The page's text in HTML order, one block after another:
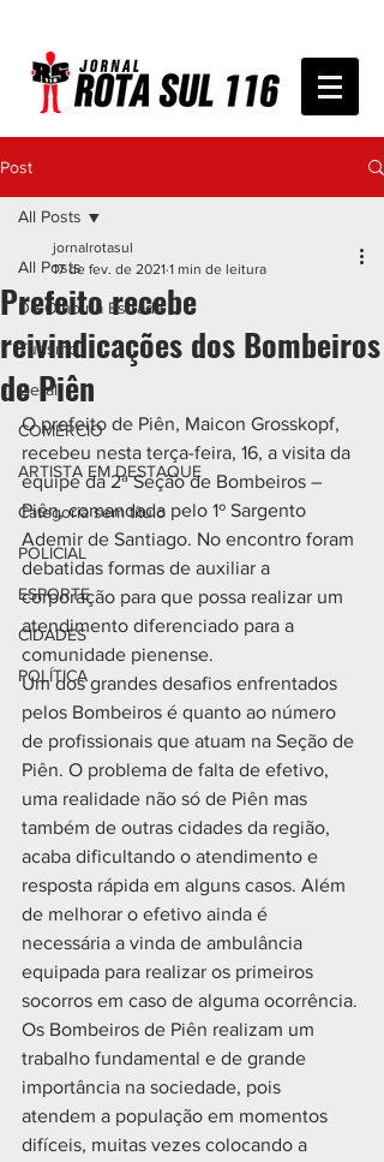
Post
All Posts
De Olho na Estrada
Turismo
Geral
COMÉRCIO
ARTISTA EM DESTAQUE
Categoria sem título
POLICIAL
ESPORTE
CIDADES
POLÍTICA
All Posts
Prefeito recebe
reivindicações dos Bombeiros
de Piên
jornalrotasul
17 de fev. de 2021 1 min de leitura
O prefeito de Piên, Maicon Grosskopf,
recebeu nesta terça-feira, 16, a visita da
equipe da 2ª Seção de Bombeiros –
Piên, comandada pelo 1º Sargento
Ademir de Santiago. No encontro foram
debatidas formas de auxiliar a
corporação para que possa realizar um
atendimento diferenciado para a
comunidade pienense.
Um dos grandes desafios enfrentados
pelos Bombeiros é quanto ao número
de profissionais que atuam na Seção de
Piên. O problema de falta de efetivo,
uma realidade não só de Piên mas
também de outras cidades da região,
acaba dificultando o atendimento e
resposta rápida em alguns casos. Além
de melhorar o efetivo ainda é
necessária a vinda de ambulância
equipada para realizar os primeiros
socorros em caso de alguma ocorrência.
Os Bombeiros de Piên realizam um
trabalho fundamental e de grande
importância na sociedade, pois
atendem a população em momentos
difíceis, muitas vezes colocando a